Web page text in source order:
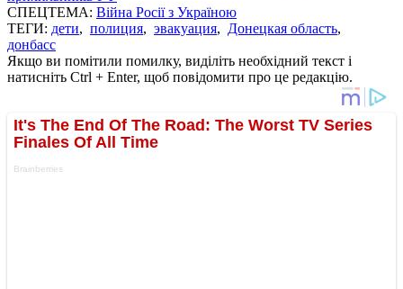
СПЕЦТЕМА: Війна Росії з Україною
ТЕГИ: дети, полиция, эвакуация, Донецкая область,
донбасс
Якщо ви помітили помилку, виділіть необхідний текст і
натисніть Ctrl + Enter, щоб повідомити про це редакцію.